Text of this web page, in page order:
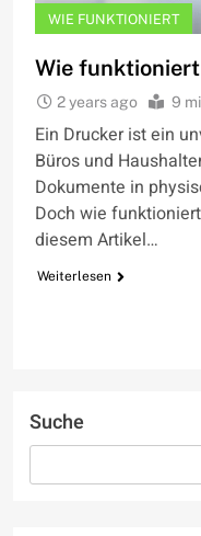
WIE FUNKTIONIERT
Wie
2 years ago 9
Ein Drucker ist ein
Büros und
Dokumente in
Doch wie
diesem Artikel…
Weiterlesen
Suche